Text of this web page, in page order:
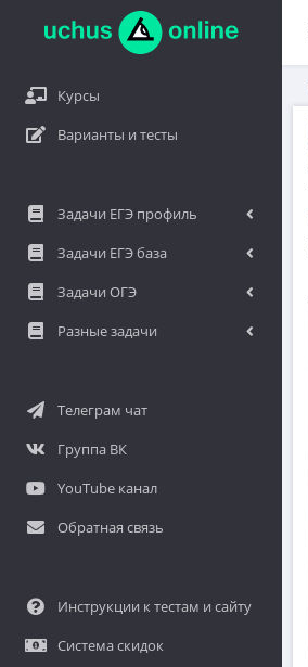
Курсы
Варианты и тесты
Задачи ЕГЭ профиль
Задачи ЕГЭ база
Задачи ОГЭ
Разные задачи
Телеграм чат
Группа ВК
YouTube канал
Обратная связь
Инструкции к тестам и сайту
Система скидок